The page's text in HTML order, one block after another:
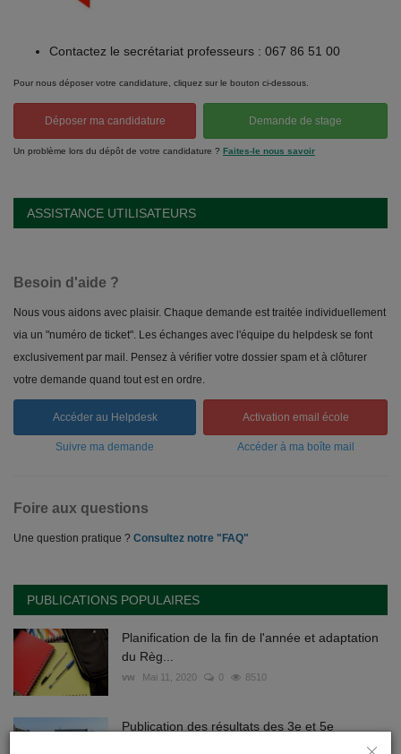
Contactez le secrétariat professeurs : 067 86 51 00
Pour nous déposer votre candidature, cliquez sur le bouton ci-dessous.
Déposer ma candidature Demande de stage
Un problème lors du dépôt de votre candidature ? Faites-le nous savoir
ASSISTANCE UTILISATEURS
Besoin d'aide ?
Nous vous aidons avec plaisir. Chaque demande est traitée individuellement
via un "numéro de ticket". Les échanges avec l'équipe du helpdesk se font
exclusivement par mail. Pensez à vérifier votre dossier spam et à clôturer
votre demande quand tout est en ordre.
Accéder au Helpdesk Activation email école
Suivre ma demande Accéder à ma boîte mail
Foire aux questions
Une question pratique ? Consultez notre "FAQ"
PUBLICATIONS POPULAIRES
Planification de la fin de l'année et adaptation
du Règ...
vw Mai 11, 2020 0 8510
Publication des résultats des 3e et 5e